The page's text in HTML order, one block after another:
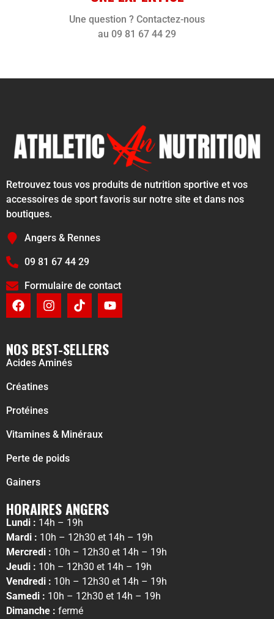
Une question ? Contactez-nous
au 09 81 67 44 29
Retrouvez tous vos produits de nutrition sportive et vos
accessoires de sport favoris sur notre site et dans nos
boutiques.
Angers & Rennes
09 81 67 44 29
Formulaire de contact
NOS BEST-SELLERS
Acides Aminés
Créatines
Protéines
Vitamines & Minéraux
Perte de poids
Gainers
HORAIRES ANGERS
Lundi : 14h – 19h
Mardi : 10h – 12h30 et 14h – 19h
Mercredi : 10h – 12h30 et 14h – 19h
Jeudi : 10h – 12h30 et 14h – 19h
Vendredi : 10h – 12h30 et 14h – 19h
Samedi : 10h – 12h30 et 14h – 19h
Dimanche : fermé